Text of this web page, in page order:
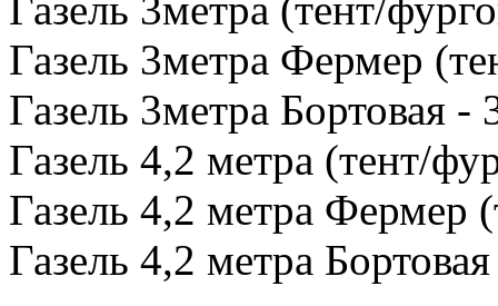
Газель 3метра Фермер
Газель 3метра Бортовая -
Газель 4,2 метра (тент/
Газель 4,2 метра Фермер
Газель 4,2 метра